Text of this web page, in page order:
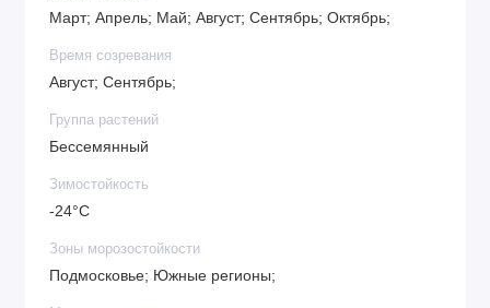
Март; Апрель; Май; Август; Сентябрь; Октябрь;
Время созревания
Август; Сентябрь;
Группа растений
Бессемянный
Зимостойкость
-24°C
Зоны морозостойкости
Подмосковье; Южные регионы;